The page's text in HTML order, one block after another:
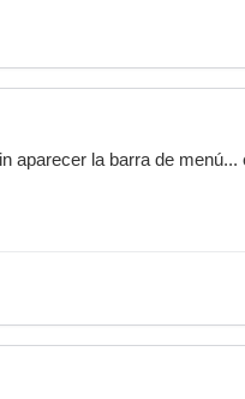
aparecer la barra de